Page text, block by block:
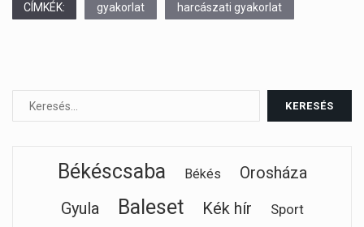
CÍMKÉK: gyakorlat harcászati gyakorlat
Békéscsaba Békés
Orosháza
Gyula
Baleset Kék hír Sport